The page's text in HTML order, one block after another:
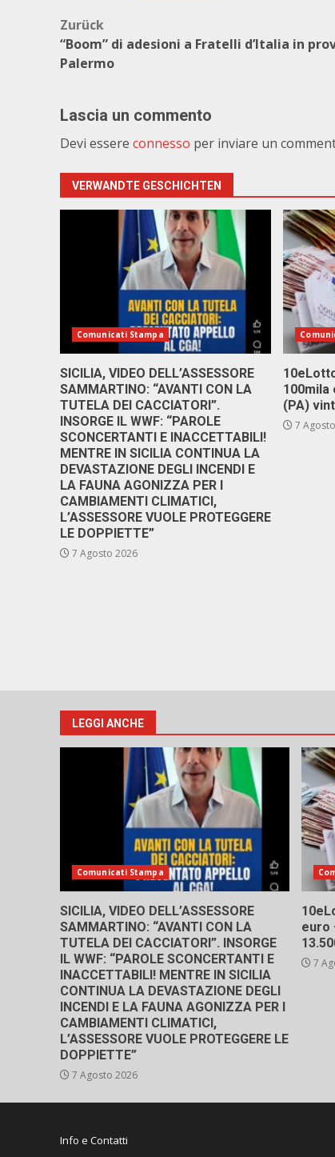
Beitragsnavigation
Zurück
“Boom” di adesioni a Fratelli d’Italia in
Palermo
Lascia un commento
Devi essere connesso per inviare un
VERWANDTE GESCHICHTEN
Comunicati Stampa
SICILIA, VIDEO DELL’ASSESSORE
SAMMARTINO: “AVANTI CON LA
TUTELA DEI CACCIATORI”.
INSORGE IL WWF: “PAROLE
SCONCERTANTI E INACCETTABILI!
MENTRE IN SICILIA CONTINUA LA
DEVASTAZIONE DEGLI INCENDI E
LA FAUNA AGONIZZA PER I
CAMBIAMENTI CLIMATICI,
L’ASSESSORE VUOLE PROTEGGERE
LE DOPPIETTE”
7 Agosto 2026
(PA)
7
LEGGI ANCHE
Comunicati Stampa
SICILIA, VIDEO DELL’ASSESSORE
SAMMARTINO: “AVANTI CON LA
TUTELA DEI CACCIATORI”. INSORGE
IL WWF: “PAROLE SCONCERTANTI E
INACCETTABILI! MENTRE IN SICILIA
CONTINUA LA DEVASTAZIONE DEGLI
INCENDI E LA FAUNA AGONIZZA PER I
CAMBIAMENTI CLIMATICI,
L’ASSESSORE VUOLE PROTEGGERE LE
DOPPIETTE”
7 Agosto 2026
euro
7
Info e Contatti